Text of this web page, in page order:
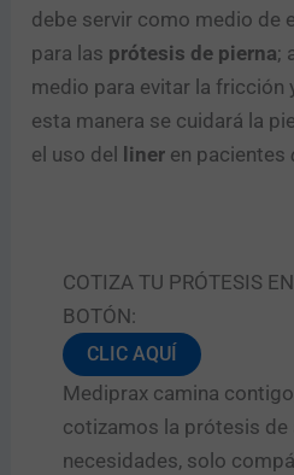
debe servir como medio de
para las prótesis de pierna;
medio para evitar la fricción
esta manera se cuidará la
el uso del
liner en pacientes
COTIZA TU PRÓTESIS
BOTÓN:
CLIC AQUÍ
Mediprax camina
cotizamos la prótesis de
necesidades, solo